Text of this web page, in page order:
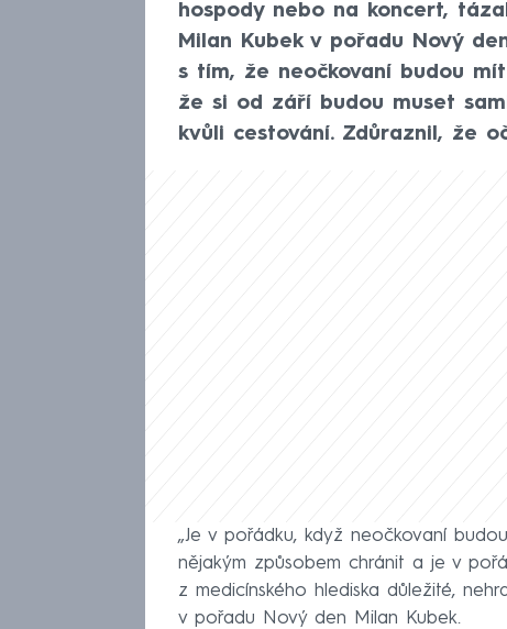
hospody nebo na koncert,
Milan Kubek v pořadu Nový
s tím, že neočkovaní budou
že si od září budou muset
kvůli cestování. Zdůraznil, že
„Je v pořádku, když neočkovaní
nějakým způsobem chránit a je v
z medicínského hlediska důležité,
v pořadu Nový den Milan Kubek.